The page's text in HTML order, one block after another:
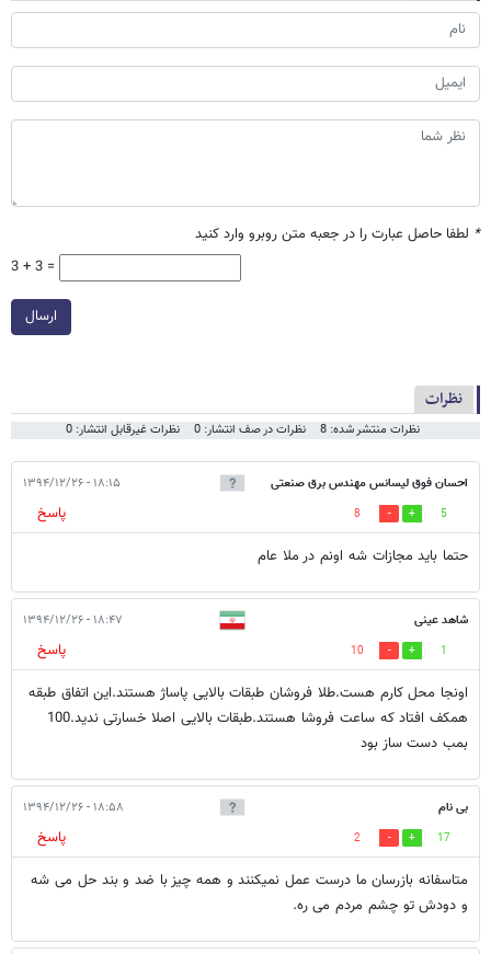
* لطفا حاصل عبارت را در جعبه متن روبرو وارد کنید
3 + 3 =
ارسال
نظرات
نظرات منتشر شده: 8 نظرات در صف انتشار: 0 نظرات غیرقابل انتشار: 0
احسان فوق لیسانس مهندس برق صنعتی
شریف
۱۸:۱۵ - ۱۳۹۴/۱۲/۲۶
5
8
پاسخ
حتما باید مجازات شه اونم در ملا عام
شاهد عینی ۱۸:۴۷ - ۱۳۹۴/۱۲/۲۶
1
10
پاسخ
اونجا محل کارم هست.طلا فروشان طبقات بالایی پاساژ هستند.این اتفاق طبقه
همکف افتاد که ساعت فروشا هستند.طبقات بالایی اصلا خسارتی ندید.100
بمب دست ساز بود
بی نام ۱۸:۵۸ - ۱۳۹۴/۱۲/۲۶
17
2
پاسخ
متاسفانه بازرسان ما درست عمل نمیکنند و همه چیز با ضد و بند حل می شه
و دودش تو چشم مردم می ره.